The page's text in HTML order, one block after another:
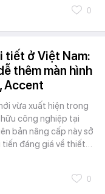
0
tiết ở Việt Nam:
thêm màn hình
Accent
vừa xuất hiện trong
công nghiệp tại
bản nâng cấp này sở
đáng giá về thiết…
0